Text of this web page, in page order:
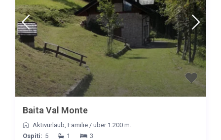
Baita Val Monte
Aktivurlaub Familie/ über 1.200 m.
Ospiti: 5 1 3